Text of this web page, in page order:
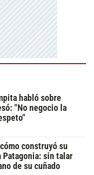
habló sobre
"No negocio la
construyó su
Patagonia: sin talar
de su cuñado